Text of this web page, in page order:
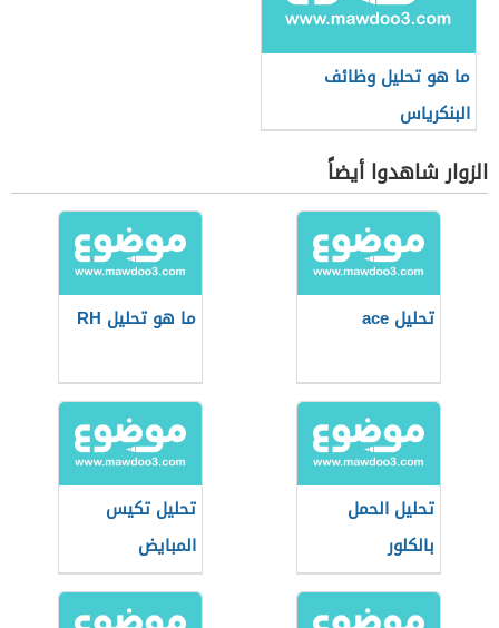
ما هو تحليل وظائف
البنكرياس
الزوار شاهدوا أيضاً
تحليل ace ما هو تحليل RH
تحليل الحمل
بالكلور
تحليل تكيس
المبايض